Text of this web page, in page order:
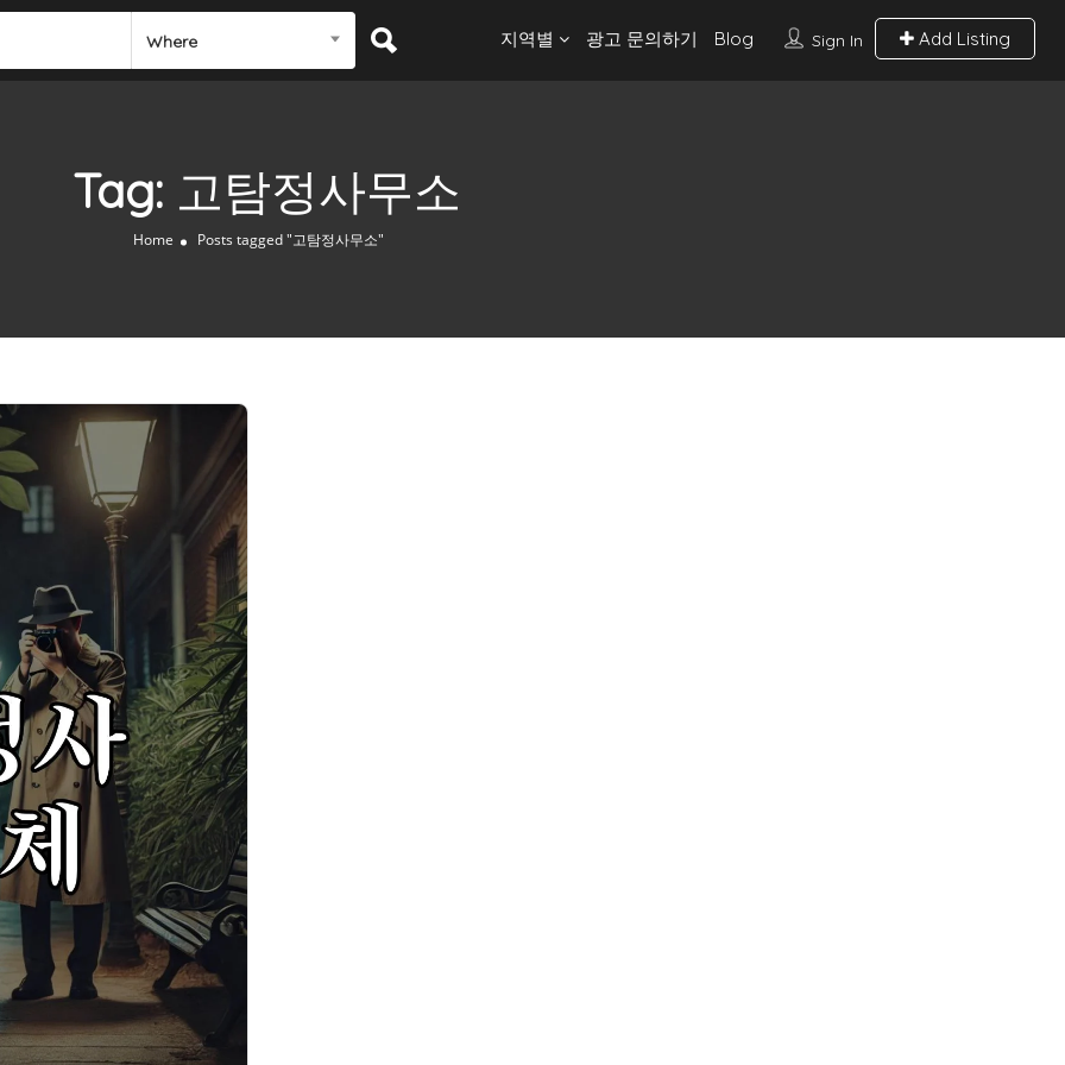
Where Sign In Add Listing
지역별 광고 문의하기 Blog
Tag: 고탐정사무소
Home Posts tagged "고탐정사무소"